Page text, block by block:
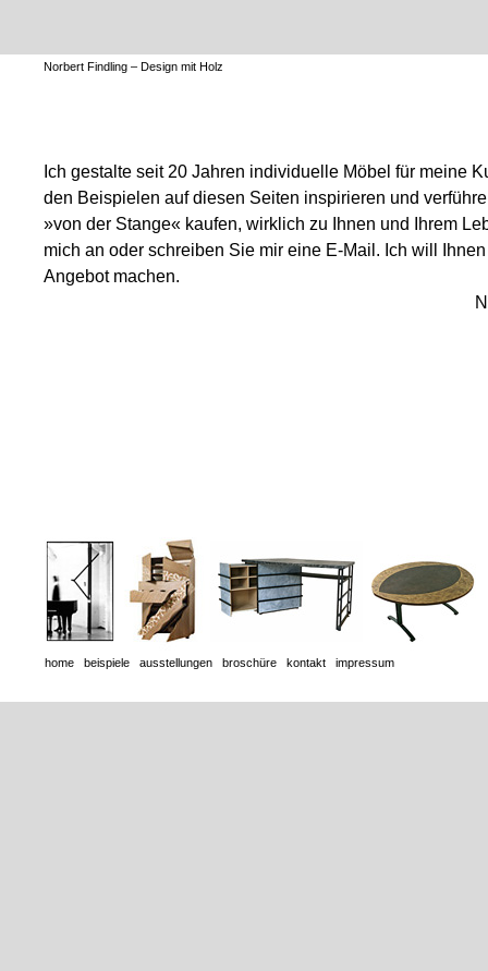
Norbert Findling – Design mit Holz
Ich gestalte seit 20 Jahren individuelle Möbel für meine
den Beispielen auf diesen Seiten inspirieren und
»von der Stange« kaufen, wirklich zu Ihnen und Ihrem
mich an oder schreiben Sie mir eine E-Mail. Ich will
Angebot machen.
Norbert
home beispiele ausstellungen broschüre kontakt impressum